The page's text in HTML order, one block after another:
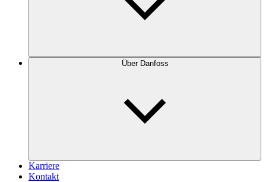
Über Danfoss
Karriere
Kontakt